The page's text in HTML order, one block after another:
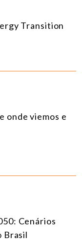
Transition
onde viemos e
Cenários
Brasil